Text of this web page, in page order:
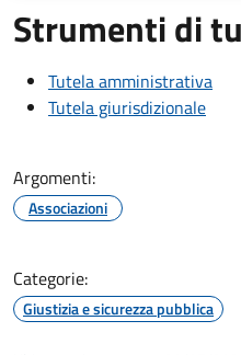
Strumenti di
Tutela amministrativa
Tutela giurisdizionale
Argomenti:
Associazioni
Categorie:
Giustizia e sicurezza pubblica